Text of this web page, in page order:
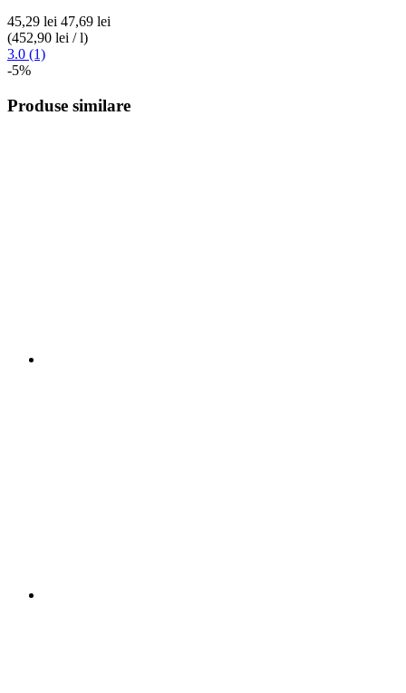
45,29 lei 47,69 lei
(452,90 lei / l)
3.0 (1)
-5%
Produse similare